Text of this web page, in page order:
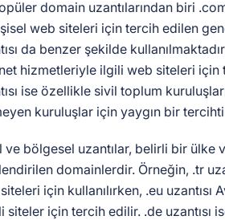
domain uzantılarından biri
web siteleri için tercih edilen
da benzer şekilde
hizmetleriyle ilgili web siteleri için
ise özellikle sivil toplum
kuruluşlar için yaygın bir
ve bölgesel uzantılar, belirli bir ülke
domainlerdir. Örneğin, .tr
için kullanılırken, .eu
siteler için tercih edilir. .de uzantısı